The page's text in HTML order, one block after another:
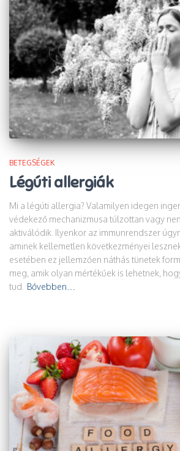
BETEGSÉGEK
Légúti allergiák
Mi a légúti allergia? Valamilyen idegen
védekező mechanizmusa túlzottan vagy
aktiválódik. Ilyenkor az immunrendszer
aminek kellemetlen következményei
esetében ez jellemzően náthás tünetek
meg, amik olyan mértékűek is lehetnek,
tud. Bővebben…